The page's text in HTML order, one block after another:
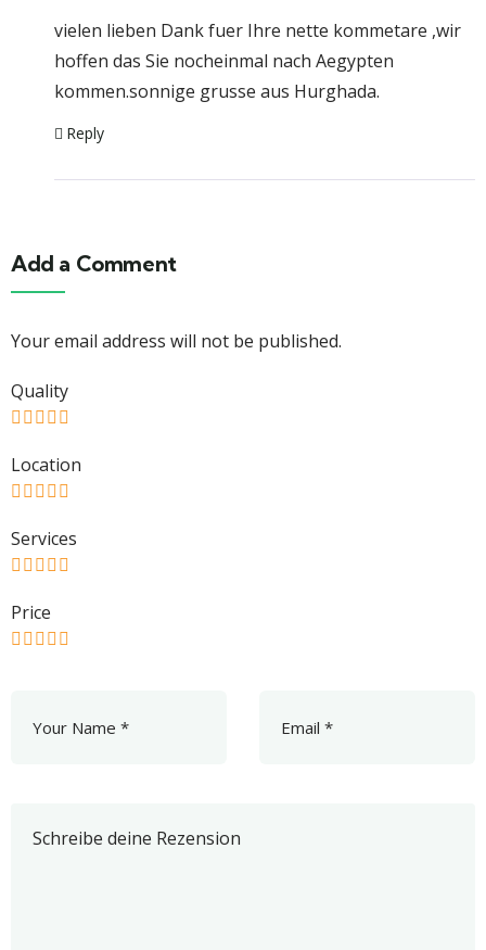
vielen lieben Dank fuer Ihre nette kommetare ,wir
hoffen das Sie nocheinmal nach Aegypten
kommen.sonnige grusse aus Hurghada.
Reply
Add a Comment
Your email address will not be published.
Quality
Location
Services
Price